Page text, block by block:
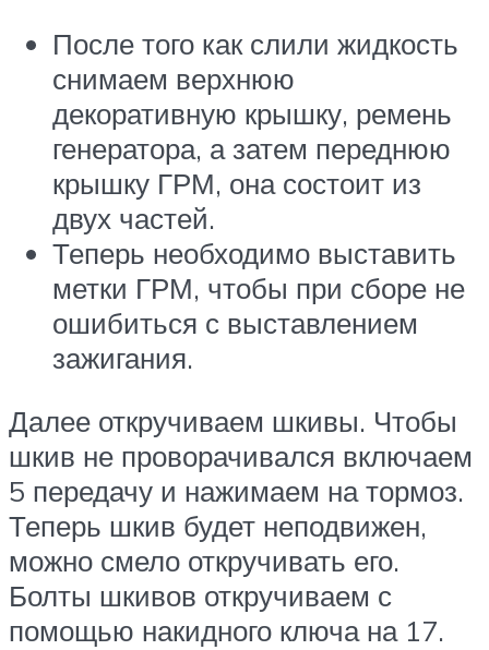
После того как слили жидкость
снимаем верхнюю
декоративную крышку, ремень
генератора, а затем переднюю
крышку ГРМ, она состоит из
двух частей.
Теперь необходимо выставить
метки ГРМ, чтобы при сборе не
ошибиться с выставлением
зажигания.
Далее откручиваем шкивы. Чтобы
шкив не проворачивался включаем
5 передачу и нажимаем на тормоз.
Теперь шкив будет неподвижен,
можно смело откручивать его.
Болты шкивов откручиваем с
помощью накидного ключа на 17.